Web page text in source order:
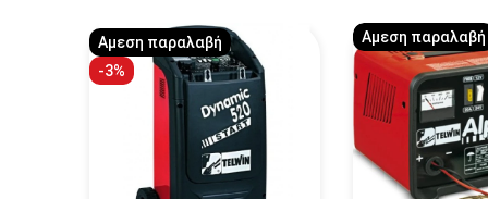
-3%
Αμεση παραλαβή Αμεση παραλαβή